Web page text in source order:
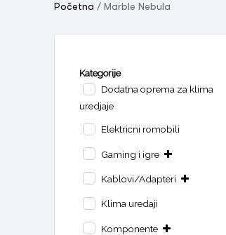
Početna / Marble Nebula
Kategorije
Dodatna oprema za klima
uredjaje
Elektricni romobili
Gaming i igre
Kablovi/Adapteri
Klima uredaji
Komponente